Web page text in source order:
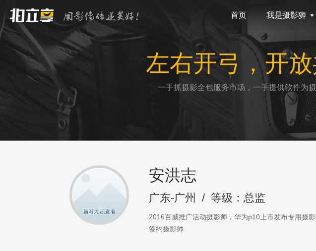
首页 我是摄影狮
左右开弓，开
一手抓摄影全包服务市场，一手提供软件为
安洪志
广东-广州 / 等级：总监
2016百威推广活动摄影师，华为p10上市发布专用摄
签约摄影师